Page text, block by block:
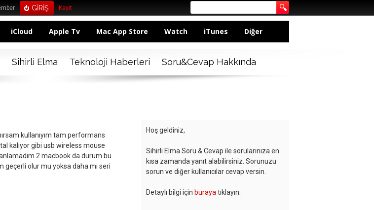
Kayıt
iCloud Apple Tv Mac App Store Watch iTunes Diğer
Sihirli Elma Teknoloji Haberleri Soru&Cevap Hakkında
kullanıyım tam performans
kalıyor gibi usb wireless mouse
2 macbook da durum bu
geçerli olur mu yoksa daha mı seri
Hoş geldiniz,
Sihirli Elma Soru & Cevap ile sorularınıza en
kısa zamanda yanıt alabilirsiniz. Sorunuzu
sorun ve diğer kullanıcılar cevap versin.
Detaylı bilgi için buraya tıklayın.